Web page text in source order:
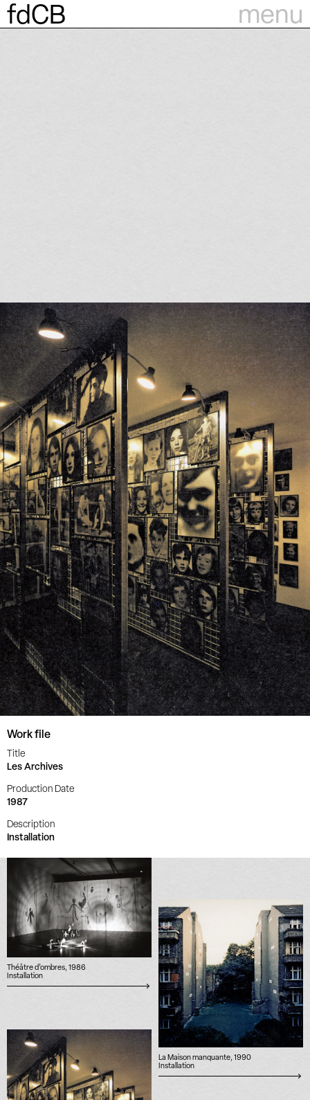
fdCB menu
Work file
Title
Les Archives
Production Date
1987
Description
Installation
Théâtre d’ombres, 1986
Installation
La Maison manquante, 1990
Installation